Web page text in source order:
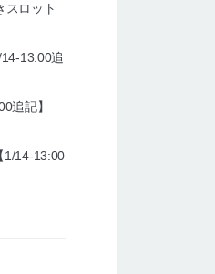
スロット
13:00追
追記】
1/14-13:00